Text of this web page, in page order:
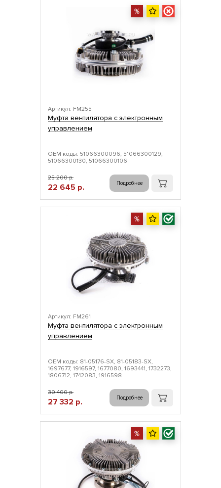
Артикул: FM255
Муфта вентилятора с электронным
управлением
ОЕМ коды: 51066300096, 51066300129,
51066300130, 51066300106
25 200 р.
22 645 р. Подробнее
Артикул: FM261
Муфта вентилятора с электронным
управлением
ОЕМ коды: 81-05176-SX, 81-05183-SX,
1697677, 1916597, 1677080, 1693441, 1732273,
1806712, 1742083, 1916598
30 400 р.
27 332 р. Подробнее